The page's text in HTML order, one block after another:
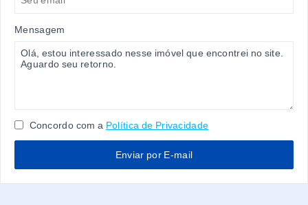
Mensagem
Concordo com a Política de Privacidade
Enviar por E-mail